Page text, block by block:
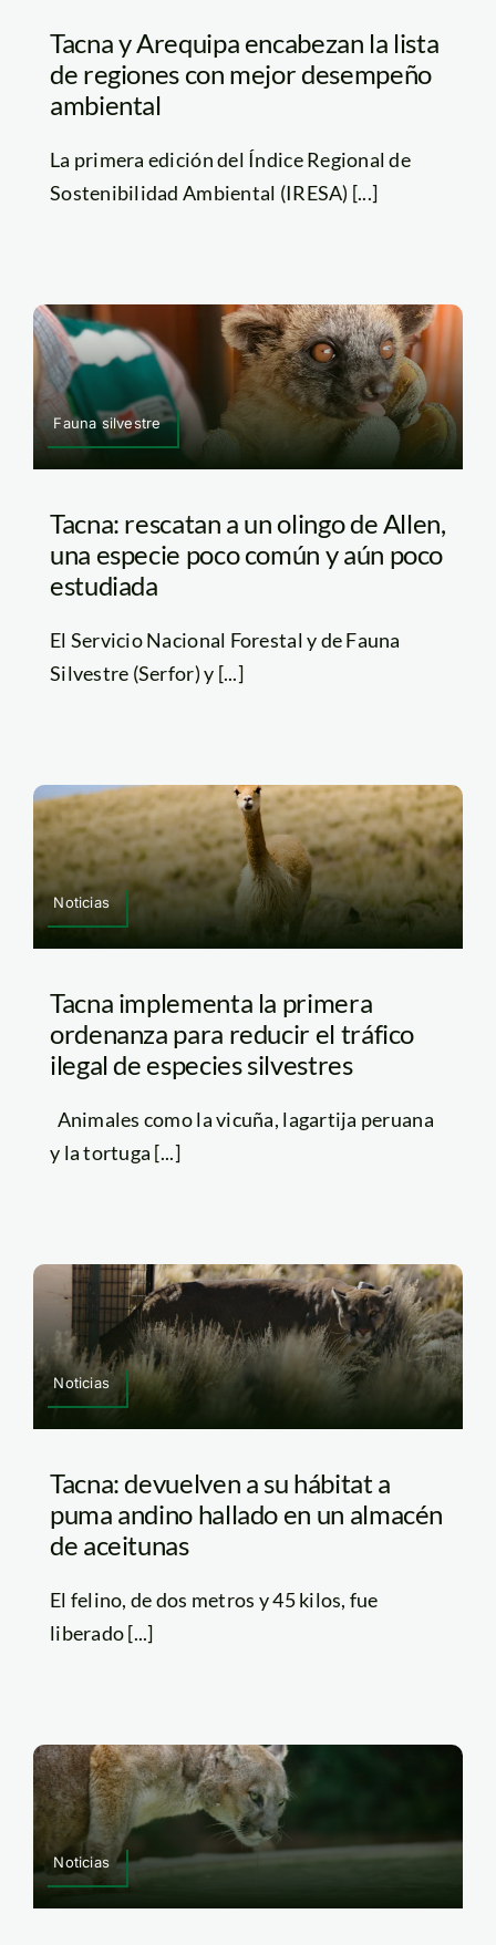
Tacna y Arequipa encabezan la lista
de regiones con mejor desempeño
ambiental
La primera edición del Índice Regional de
Sostenibilidad Ambiental (IRESA) [...]
Fauna silvestre
Tacna: rescatan a un olingo de Allen,
una especie poco común y aún poco
estudiada
El Servicio Nacional Forestal y de Fauna
Silvestre (Serfor) y [...]
Noticias
Tacna implementa la primera
ordenanza para reducir el tráfico
ilegal de especies silvestres
Animales como la vicuña, lagartija peruana
y la tortuga [...]
Noticias
Tacna: devuelven a su hábitat a
puma andino hallado en un almacén
de aceitunas
El felino, de dos metros y 45 kilos, fue
liberado [...]
Noticias